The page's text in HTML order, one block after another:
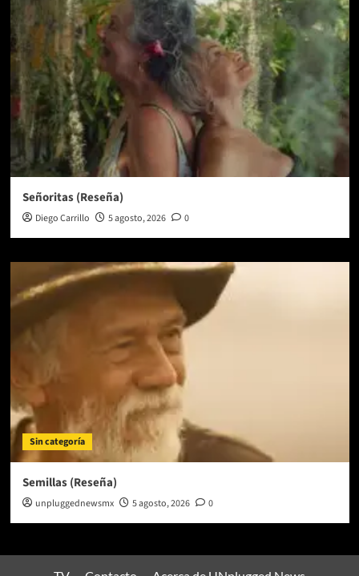
Señoritas (Reseña)
Diego Carrillo 5 agosto, 2026 0
Sin categoría
Semillas (Reseña)
unpluggednewsmx 5 agosto, 2026 0